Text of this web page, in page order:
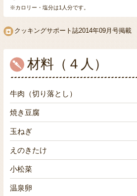
※カロリー・塩分は1人分です。
クッキングサポート誌2014年09月号掲載
材料（４人）
牛肉（切り落とし）
焼き豆腐
玉ねぎ
えのきたけ
小松菜
温泉卵